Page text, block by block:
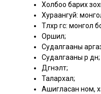
Холбоо барих
Хураангуй:
Түлхүүр үгс:
Оршил;
Судалгааны
Судалгааны үр дүн;
Дүгнэлт;
Талархал;
Ашигласан ном,